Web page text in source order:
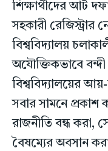
শিক্ষার্থীদের আট
সহকারী রেজিস্ট্রার
বিশ্ববিদ্যালয়
অযৌক্তিকভাবে
বিশ্ববিদ্যালয়ের
সবার সামনে
রাজনীতি বন্ধ করা,
বৈষম্যের অবসান